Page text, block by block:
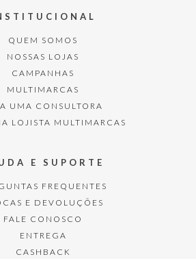
QUEM SOMOS
NOSSAS LOJAS
CAMPANHAS
MULTIMARCAS
UMA CONSULTORA
LOJISTA MULTIMARCAS
E SUPORTE
FREQUENTES
E DEVOLUÇÕES
FALE CONOSCO
ENTREGA
CASHBACK